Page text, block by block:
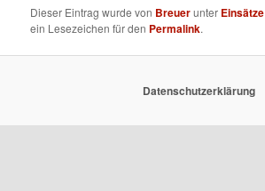
Dieser Eintrag wurde von Breuerunter Einsätze
ein Lesezeichen für den Permalink.
Datenschutzerklärung